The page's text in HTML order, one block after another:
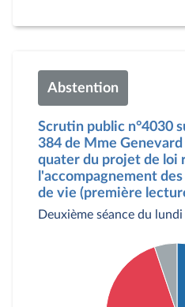
Abstention
Scrutin public n°4030
384 de Mme
quater du projet de loi
l'accompagnement
de vie (première
Deuxième séance du